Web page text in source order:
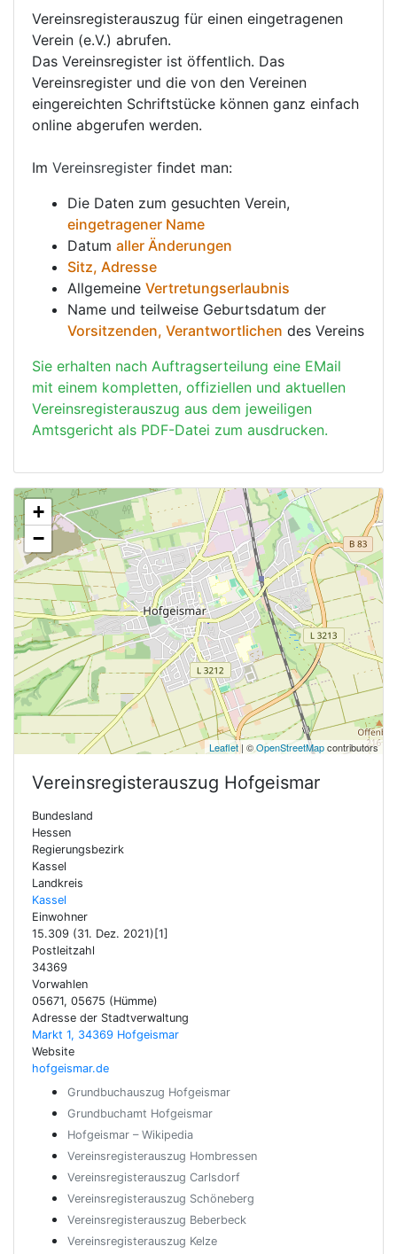
Vereinsregisterauszug für einen eingetragenen
Verein (e.V.) abrufen.
Das Vereinsregister ist öffentlich. Das
Vereinsregister und die von den Vereinen
eingereichten Schriftstücke können ganz einfach
online abgerufen werden.
Im Vereinsregister findet man:
Die Daten zum gesuchten Verein,
eingetragener Name
Datum aller Änderungen
Sitz, Adresse
Allgemeine Vertretungserlaubnis
Name und teilweise Geburtsdatum der
Vorsitzenden, Verantwortlichen des Vereins
Sie erhalten nach Auftragserteilung eine EMail
mit einem kompletten, offiziellen und aktuellen
Vereinsregisterauszug aus dem jeweiligen
Amtsgericht als PDF-Datei zum ausdrucken.
+
−
Leaflet| ©OpenStreetMapcontributors
Vereinsregisterauszug Hofgeismar
Bundesland
Hessen
Regierungsbezirk
Kassel
Landkreis
Kassel
Einwohner
15.309 (31. Dez. 2021)[1]
Postleitzahl
34369
Vorwahlen
05671, 05675 (Hümme)
Adresse der Stadtverwaltung
Markt 1, 34369 Hofgeismar
Website
hofgeismar.de
Grundbuchauszug Hofgeismar
Grundbuchamt Hofgeismar
Hofgeismar – Wikipedia
Vereinsregisterauszug Hombressen
Vereinsregisterauszug Carlsdorf
Vereinsregisterauszug Schöneberg
Vereinsregisterauszug Beberbeck
Vereinsregisterauszug Kelze